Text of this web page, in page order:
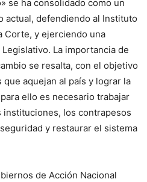
se ha consolidado como un
actual, defendiendo al Instituto
Corte, y ejerciendo una
La importancia de
se resalta, con el objetivo
aquejan al país y lograr la
ello es necesario trabajar
instituciones, los contrapesos
y restaurar el sistema
de Acción Nacional